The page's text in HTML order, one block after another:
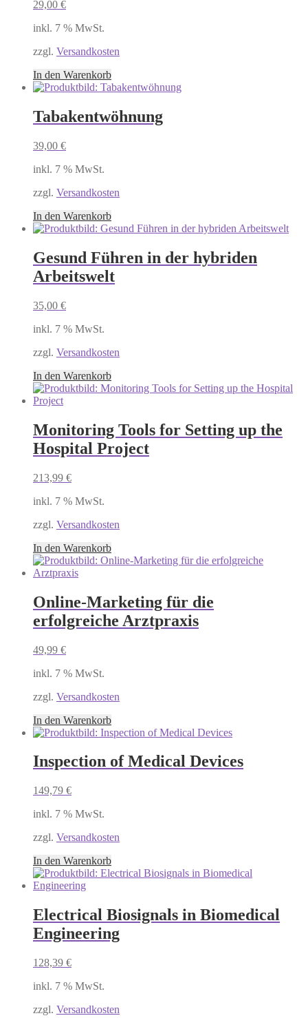
29,00 €
inkl. 7 % MwSt.
zzgl. Versandkosten
In den Warenkorb
Tabakentwöhnung
39,00 €
inkl. 7 % MwSt.
zzgl. Versandkosten
In den Warenkorb
Gesund Führen in der hybriden
Arbeitswelt
35,00 €
inkl. 7 % MwSt.
zzgl. Versandkosten
In den Warenkorb
Monitoring Tools for Setting up the
Hospital Project
213,99 €
inkl. 7 % MwSt.
zzgl. Versandkosten
In den Warenkorb
Online-Marketing für die
erfolgreiche Arztpraxis
49,99 €
inkl. 7 % MwSt.
zzgl. Versandkosten
In den Warenkorb
Inspection of Medical Devices
149,79 €
inkl. 7 % MwSt.
zzgl. Versandkosten
In den Warenkorb
Electrical Biosignals in Biomedical
Engineering
128,39 €
inkl. 7 % MwSt.
zzgl. Versandkosten